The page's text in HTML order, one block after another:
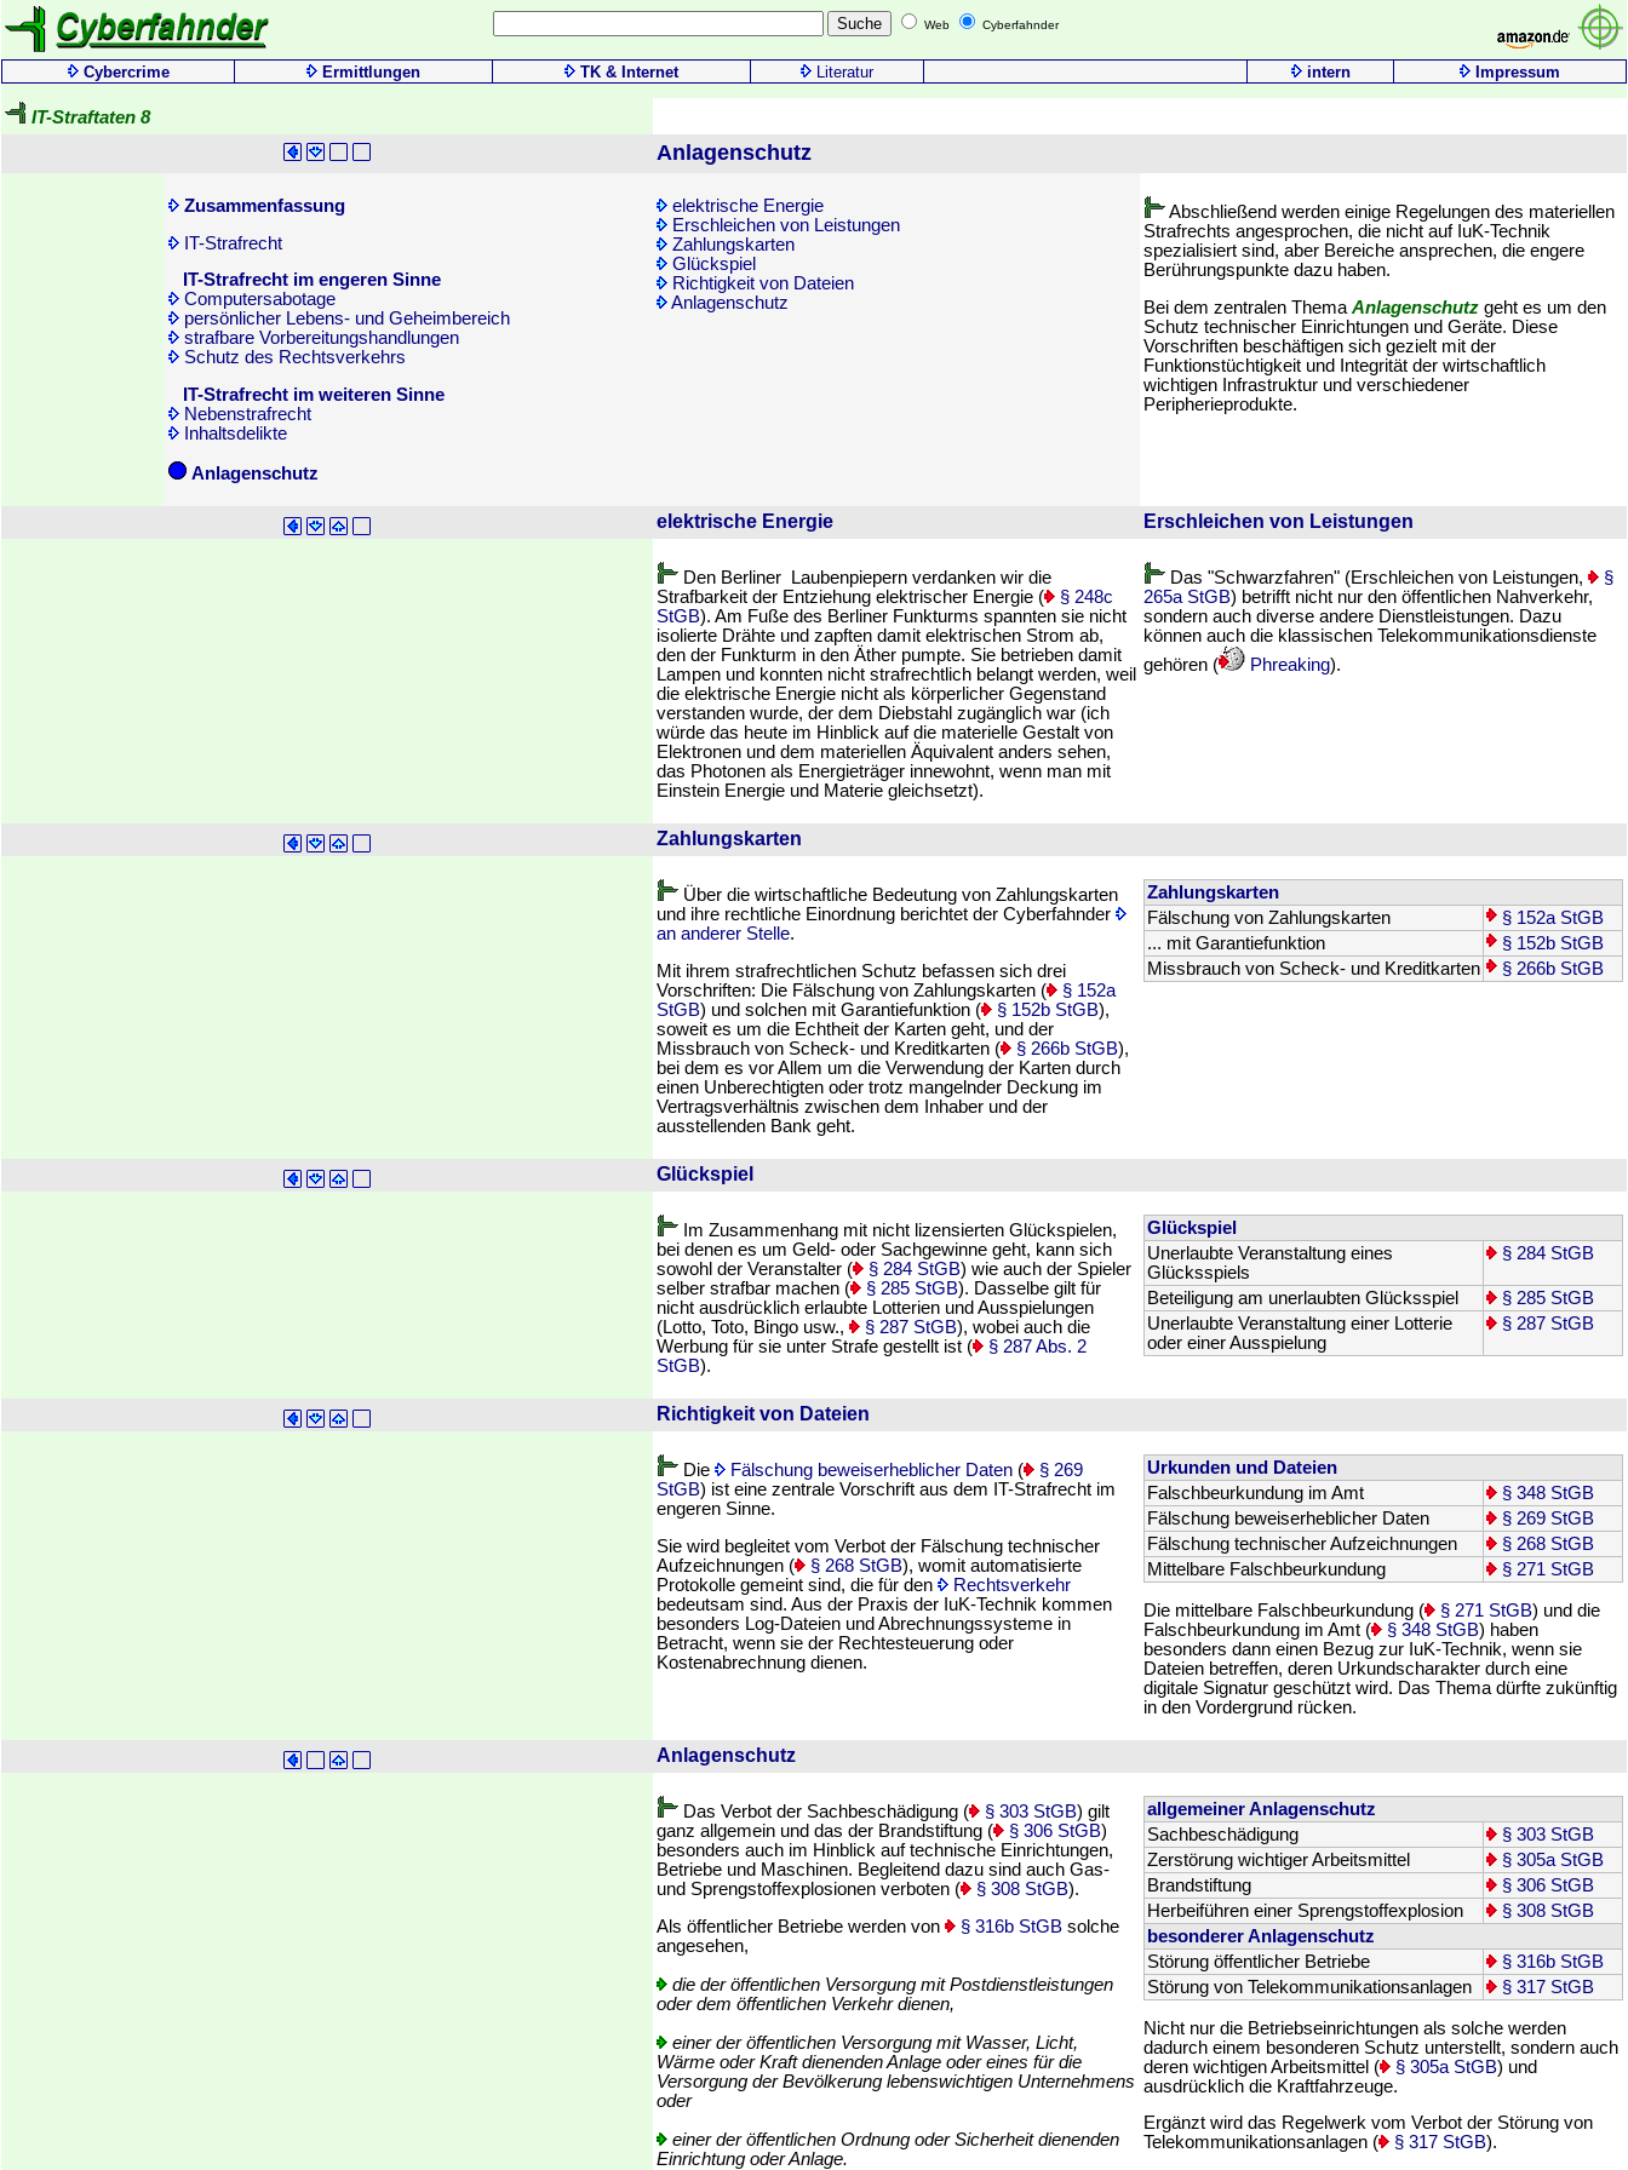
Web Cyberfahnder
Cybercrime Ermittlungen TK & Internet Literatur intern Impressum
IT-Straftaten 8
Anlagenschutz
Zusammenfassung
IT-Strafrecht
IT-Strafrecht im engeren Sinne
Computersabotage
persönlicher Lebens- und Geheimbereich
strafbare Vorbereitungshandlungen
Schutz des Rechtsverkehrs
IT-Strafrecht im weiteren Sinne
Nebenstrafrecht
Inhaltsdelikte
Anlagenschutz
elektrische Energie
Erschleichen von Leistungen
Zahlungskarten
Glückspiel
Richtigkeit von Dateien
Anlagenschutz
Abschließend werden einige Regelungen des materiellen
Strafrechts angesprochen, die nicht auf IuK-Technik
spezialisiert sind, aber Bereiche ansprechen, die engere
Berührungspunkte dazu haben.
Bei dem zentralen Thema Anlagenschutz geht es um den
Schutz technischer Einrichtungen und Geräte. Diese
Vorschriften beschäftigen sich gezielt mit der
Funktionstüchtigkeit und Integrität der wirtschaftlich
wichtigen Infrastruktur und verschiedener
Peripherieprodukte.
elektrische Energie Erschleichen von Leistungen
Den Berliner Laubenpiepern verdanken wir die
Strafbarkeit der Entziehung elektrischer Energie (
§ 248c
StGB). Am Fuße des Berliner Funkturms spannten sie nicht
isolierte Drähte und zapften damit elektrischen Strom ab,
den der Funkturm in den Äther pumpte. Sie betrieben damit
Lampen und konnten nicht strafrechtlich belangt werden, weil
die elektrische Energie nicht als körperlicher Gegenstand
verstanden wurde, der dem Diebstahl zugänglich war (ich
würde das heute im Hinblick auf die materielle Gestalt von
Elektronen und dem materiellen Äquivalent anders sehen,
das Photonen als Energieträger innewohnt, wenn man mit
Einstein Energie und Materie gleichsetzt).
Das "Schwarzfahren" (Erschleichen von Leistungen,
§
265a StGB) betrifft nicht nur den öffentlichen Nahverkehr,
sondern auch diverse andere Dienstleistungen. Dazu
können auch die klassischen Telekommunikationsdienste
gehören (
Phreaking).
Zahlungskarten
Über die wirtschaftliche Bedeutung von Zahlungskarten
und ihre rechtliche Einordnung berichtet der Cyberfahnder
an anderer Stelle.
Mit ihrem strafrechtlichen Schutz befassen sich drei
Vorschriften: Die Fälschung von Zahlungskarten (
§ 152a
StGB) und solchen mit Garantiefunktion ( § 152b StGB),
soweit es um die Echtheit der Karten geht, und der
Missbrauch von Scheck- und Kreditkarten (
§ 266b StGB),
bei dem es vor Allem um die Verwendung der Karten durch
einen Unberechtigten oder trotz mangelnder Deckung im
Vertragsverhältnis zwischen dem Inhaber und der
ausstellenden Bank geht.
Zahlungskarten
Fälschung von Zahlungskarten
§ 152a StGB
... mit Garantiefunktion
§ 152b StGB
Missbrauch von Scheck- und Kreditkarten
§ 266b StGB
Glückspiel
Im Zusammenhang mit nicht lizensierten Glückspielen,
bei denen es um Geld- oder Sachgewinne geht, kann sich
sowohl der Veranstalter (
§ 284 StGB) wie auch der Spieler
selber strafbar machen (
§ 285 StGB). Dasselbe gilt für
nicht ausdrücklich erlaubte Lotterien und Ausspielungen
(Lotto, Toto, Bingo usw.,
§ 287 StGB), wobei auch die
Werbung für sie unter Strafe gestellt ist (
§ 287 Abs. 2
StGB).
Glückspiel
Unerlaubte Veranstaltung eines
Glücksspiels
§ 284 StGB
Beteiligung am unerlaubten Glücksspiel
§ 285 StGB
Unerlaubte Veranstaltung einer Lotterie
oder einer Ausspielung
§ 287 StGB
Richtigkeit von Dateien
Die Fälschung beweiserheblicher Daten (
§ 269
StGB) ist eine zentrale Vorschrift aus dem IT-Strafrecht im
engeren Sinne.
Sie wird begleitet vom Verbot der Fälschung technischer
Aufzeichnungen (
§ 268 StGB), womit automatisierte
Protokolle gemeint sind, die für den
Rechtsverkehr
bedeutsam sind. Aus der Praxis der IuK-Technik kommen
besonders Log-Dateien und Abrechnungssysteme in
Betracht, wenn sie der Rechtesteuerung oder
Kostenabrechnung dienen.
Urkunden und Dateien
Falschbeurkundung im Amt
§ 348 StGB
Fälschung beweiserheblicher Daten
§ 269 StGB
Fälschung technischer Aufzeichnungen
§ 268 StGB
Mittelbare Falschbeurkundung
§ 271 StGB
Die mittelbare Falschbeurkundung ( § 271 StGB) und die
Falschbeurkundung im Amt (
§ 348 StGB) haben
besonders dann einen Bezug zur IuK-Technik, wenn sie
Dateien betreffen, deren Urkundscharakter durch eine
digitale Signatur geschützt wird. Das Thema dürfte zukünftig
in den Vordergrund rücken.
Anlagenschutz
Das Verbot der Sachbeschädigung ( § 303 StGB) gilt
ganz allgemein und das der Brandstiftung (
§ 306 StGB)
besonders auch im Hinblick auf technische Einrichtungen,
Betriebe und Maschinen. Begleitend dazu sind auch Gas-
und Sprengstoffexplosionen verboten (
§ 308 StGB).
Als öffentlicher Betriebe werden von
§ 316b StGB solche
angesehen,
die der öffentlichen Versorgung mit Postdienstleistungen
oder dem öffentlichen Verkehr dienen,
einer der öffentlichen Versorgung mit Wasser, Licht,
Wärme oder Kraft dienenden Anlage oder eines für die
Versorgung der Bevölkerung lebenswichtigen Unternehmens
oder
einer der öffentlichen Ordnung oder Sicherheit dienenden
Einrichtung oder Anlage.
allgemeiner Anlagenschutz
Sachbeschädigung
§ 303 StGB
Zerstörung wichtiger Arbeitsmittel
§ 305a StGB
Brandstiftung
§ 306 StGB
Herbeiführen einer Sprengstoffexplosion
§ 308 StGB
besonderer Anlagenschutz
Störung öffentlicher Betriebe
§ 316b StGB
Störung von Telekommunikationsanlagen
§ 317 StGB
Nicht nur die Betriebseinrichtungen als solche werden
dadurch einem besonderen Schutz unterstellt, sondern auch
deren wichtigen Arbeitsmittel (
§ 305a StGB) und
ausdrücklich die Kraftfahrzeuge.
Ergänzt wird das Regelwerk vom Verbot der Störung von
Telekommunikationsanlagen (
§ 317 StGB).